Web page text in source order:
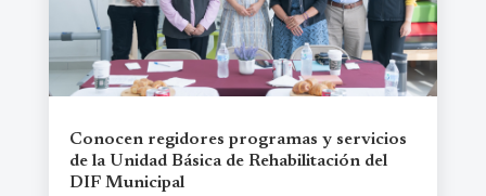
Conocen regidores programas y servicios
de la Unidad Básica de Rehabilitación del
DIF Municipal